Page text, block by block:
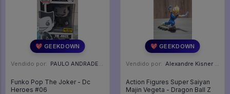
💖 GEEKDOWN
Vendido por: PAULO ANDRADE - RJ
Funko Pop The Joker - Dc
Heroes #06
💖 GEEKDOWN
Vendido por: Alexandre Kisner - PR
Action Figures Super Saiyan
Majin Vegeta - Dragon Ball Z